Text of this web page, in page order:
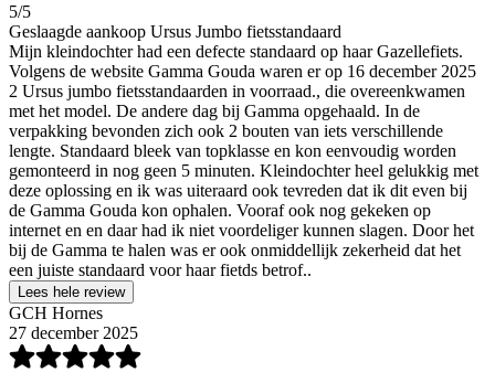
5/5
Geslaagde aankoop Ursus Jumbo fietsstandaard
Mijn kleindochter had een defecte standaard op haar Gazellefiets.
Volgens de website Gamma Gouda waren er op 16 december 2025
2 Ursus jumbo fietsstandaarden in voorraad., die overeenkwamen
met het model. De andere dag bij Gamma opgehaald. In de
verpakking bevonden zich ook 2 bouten van iets verschillende
lengte. Standaard bleek van topklasse en kon eenvoudig worden
gemonteerd in nog geen 5 minuten. Kleindochter heel gelukkig met
deze oplossing en ik was uiteraard ook tevreden dat ik dit even bij
de Gamma Gouda kon ophalen. Vooraf ook nog gekeken op
internet en en daar had ik niet voordeliger kunnen slagen. Door het
bij de Gamma te halen was er ook onmiddellijk zekerheid dat het
een juiste standaard voor haar fietds betrof..
Lees hele review
GCH Hornes
27 december 2025